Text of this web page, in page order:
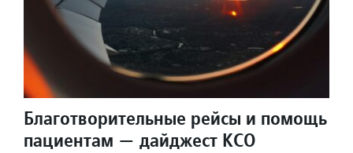
Благотворительные рейсы и помощь
пациентам — дайджест КСО